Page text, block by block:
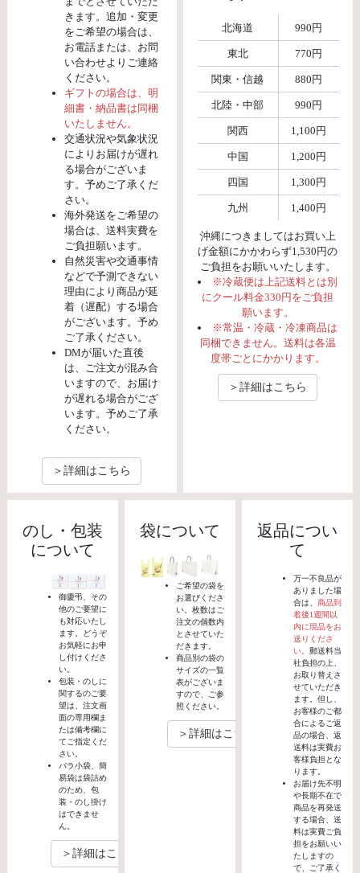
きます。追加・変更
をご希望の場合は、
お電話または、お問
い合わせよりご連絡
ください。
ギフトの場合は、明
細書・納品書は同梱
いたしません。
交通状況や気象状況
によりお届けが遅れ
る場合がございま
す。予めご了承くだ
さい。
海外発送をご希望の
場合は、送料実費を
ご負担願います。
自然災害や交通事情
などで予測できない
理由により商品が延
着（遅配）する場合
がございます。予め
ご了承ください。
DMが届いた直後
は、ご注文が混み合
いますので、お届け
が遅れる場合がござ
います。予めご了承
ください。
＞詳細はこちら
北海道 990円
東北 770円
関東・信越 880円
北陸・中部 990円
関西 1,100円
中国 1,200円
四国 1,300円
九州 1,400円
沖縄につきましてはお買い上
げ金額にかかわらず1,530円の
ご負担をお願いいたします。
※冷蔵便は上記送料とは別
にクール料金330円をご負担
願います。
※常温・冷蔵・冷凍商品は
同梱できません。送料は各温
度帯ごとにかかります。
＞詳細はこちら
のし・包装
について
御慶弔、その
他のご要望に
も対応いたし
ます。どうぞ
お気軽にお申
し付けくださ
い。
包装・のしに
関するのご要
望は、注文画
面の専用欄ま
たは備考欄に
てご指定くだ
さい。
バラ小袋、簡
易袋は袋詰め
のため、包
装・のし掛け
はできませ
ん。
＞詳細はこちら
袋について
ご希望の袋を
お選びくださ
い。枚数はご
注文の個数内
とさせていた
だきます。
商品別の袋の
サイズの一覧
表がございま
すので、ご参
照ください。
＞詳細はこちら
返品につい
て
万一不良品が
ありました場
合は、 商品到
着後1週間以
内に現品をお
送りくださ
い。 郵送料当
社負担の上、
お取り替えさ
せていただき
ます。但し、
お客様のご都
合によるご返
品の場合、返
送料は実費お
客様負担とな
ります。
お届け先不明
や長期不在で
商品を再発送
する場合、送
料は実費ご負
担をお願いい
たしますの
で、ご了承く